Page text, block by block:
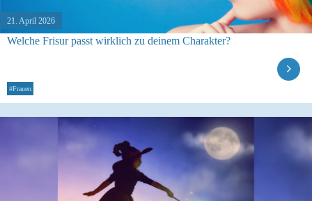
21. April 2026
Welche Frisur passt wirklich zu deinem Charakter?
#Frauen